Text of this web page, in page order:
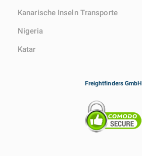
Kanarische Inseln Transporte
Nigeria
Katar
Freightfinders GmbH